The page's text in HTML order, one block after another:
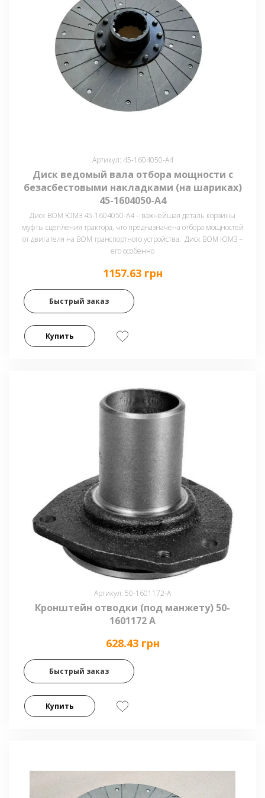
Артикул: 45-1604050-А4
Диск ведомый вала отбора мощности с
безасбестовыми накладками (на шариках)
45-1604050-А4
Диск ВОМ ЮМЗ 45-1604050-А4 – важнейшая деталь корзины
муфты сцепления трактора, что предназначена отбора мощностей
от двигателя на ВОМ транспортного устройства. Диск ВОМ ЮМЗ –
его особенно
1157.63 грн
Быстрый заказ
Купить
Артикул: 50-1601172-А
Кронштейн отводки (под манжету) 50-
1601172 А
628.43 грн
Быстрый заказ
Купить